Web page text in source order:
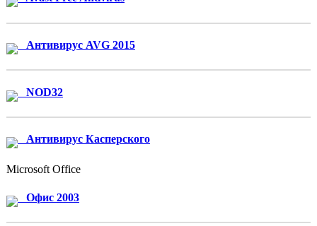
Антивирус AVG 2015
NOD32
Антивирус Касперского
Microsoft Office
Офис 2003